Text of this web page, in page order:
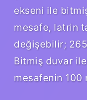
ekseni ile
mesafe, latrin
değişebilir;
Bitmiş duvar
mesafenin 100